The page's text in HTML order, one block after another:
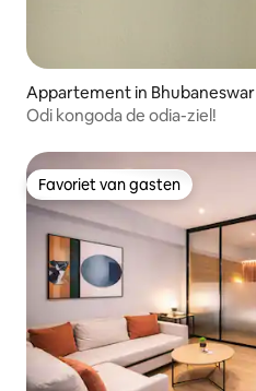
Appartement in Bhubaneswar
Odi kongoda de odia-ziel!
Favoriet van gasten
Favoriet van gasten